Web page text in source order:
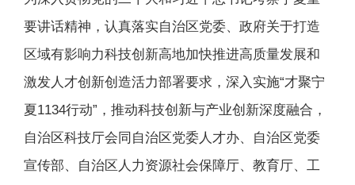
要讲话精神，认真落实自治区党委、政府关于打造
区域有影响力科技创新高地加快推进高质量发展和
激发人才创新创造活力部署要求，深入实施“才聚宁
夏1134行动”，推动科技创新与产业创新深度融合，
自治区科技厅会同自治区党委人才办、自治区党委
宣传部、自治区人力资源社会保障厅、教育厅、工